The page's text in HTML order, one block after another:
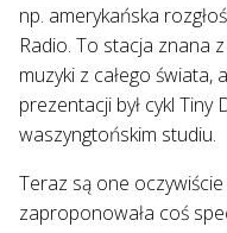
np. amerykańska
Radio. To stacja znana
muzyki z całego
prezentacji był cykl
waszyngtońskim studiu.
Teraz są one
zaproponowała coś